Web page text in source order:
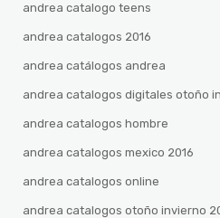
andrea catalogo teens
andrea catalogos 2016
andrea catálogos andrea
andrea catalogos digitales otoño
andrea catalogos hombre
andrea catalogos mexico 2016
andrea catalogos online
andrea catalogos otoño invierno